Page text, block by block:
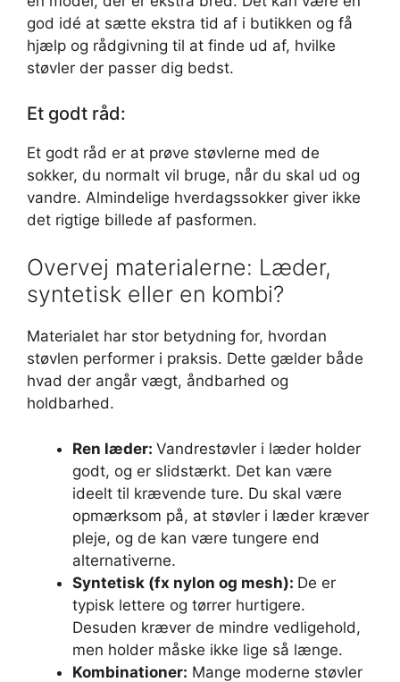
god idé at sætte ekstra tid af i butikken og få
hjælp og rådgivning til at finde ud af, hvilke
støvler der passer dig bedst.
Et godt råd:
Et godt råd er at prøve støvlerne med de
sokker, du normalt vil bruge, når du skal ud og
vandre. Almindelige hverdagssokker giver ikke
det rigtige billede af pasformen.
Overvej materialerne: Læder,
syntetisk eller en kombi?
Materialet har stor betydning for, hvordan
støvlen performer i praksis. Dette gælder både
hvad der angår vægt, åndbarhed og
holdbarhed.
Ren læder: Vandrestøvler i læder holder
godt, og er slidstærkt. Det kan være
ideelt til krævende ture. Du skal være
opmærksom på, at støvler i læder kræver
pleje, og de kan være tungere end
alternativerne.
Syntetisk (fx nylon og mesh): De er
typisk lettere og tørrer hurtigere.
Desuden kræver de mindre vedligehold,
men holder måske ikke lige så længe.
Kombinationer: Mange moderne støvler